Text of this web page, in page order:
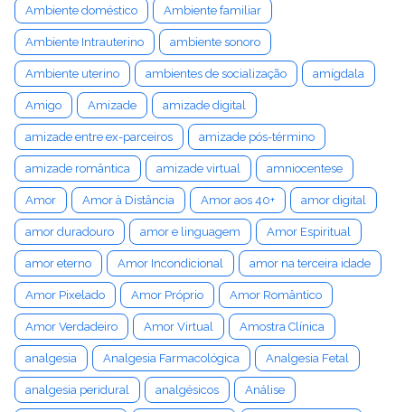
Ambiente doméstico Ambiente familiar
Ambiente Intrauterino ambiente sonoro
Ambiente uterino ambientes de socialização amígdala
Amigo Amizade amizade digital
amizade entre ex-parceiros amizade pós-término
amizade romântica amizade virtual amniocentese
Amor Amor à Distância Amor aos 40+ amor digital
amor duradouro amor e linguagem Amor Espiritual
amor eterno Amor Incondicional amor na terceira idade
Amor Pixelado Amor Próprio Amor Romântico
Amor Verdadeiro Amor Virtual Amostra Clínica
analgesia Analgesia Farmacológica Analgesia Fetal
analgesia peridural analgésicos Análise